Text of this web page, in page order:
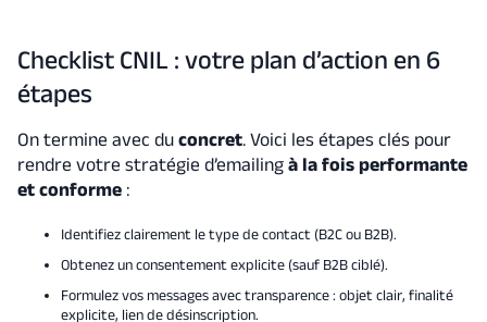
Checklist CNIL : votre plan d’action en 6
étapes
On termine avec du concret. Voici les étapes clés pour
rendre votre stratégie d’emailing à la fois performante
et conforme:
Identifiez clairement le type de contact (B2C ou B2B).
Obtenez un consentement explicite (sauf B2B ciblé).
Formulez vos messages avec transparence : objet clair, finalité
explicite, lien de désinscription.